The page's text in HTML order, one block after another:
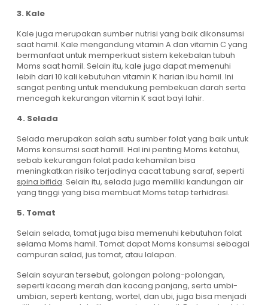
3. Kale
Kale juga merupakan sumber nutrisi yang baik dikonsumsi
saat hamil. Kale mengandung vitamin A dan vitamin C yang
bermanfaat untuk memperkuat sistem kekebalan tubuh
Moms saat hamil. Selain itu, kale juga dapat memenuhi
lebih dari 10 kali kebutuhan vitamin K harian ibu hamil. Ini
sangat penting untuk mendukung pembekuan darah serta
mencegah kekurangan vitamin K saat bayi lahir.
4. Selada
Selada merupakan salah satu sumber folat yang baik untuk
Moms konsumsi saat hamill. Hal ini penting Moms ketahui,
sebab kekurangan folat pada kehamilan bisa
meningkatkan risiko terjadinya cacat tabung saraf, seperti
spina bifida. Selain itu, selada juga memiliki kandungan air
yang tinggi yang bisa membuat Moms tetap terhidrasi.
5. Tomat
Selain selada, tomat juga bisa memenuhi kebutuhan folat
selama Moms hamil. Tomat dapat Moms konsumsi sebagai
campuran salad, jus tomat, atau lalapan.
Selain sayuran tersebut, golongan polong-polongan,
seperti kacang merah dan kacang panjang, serta umbi-
umbian, seperti kentang, wortel, dan ubi, juga bisa menjadi